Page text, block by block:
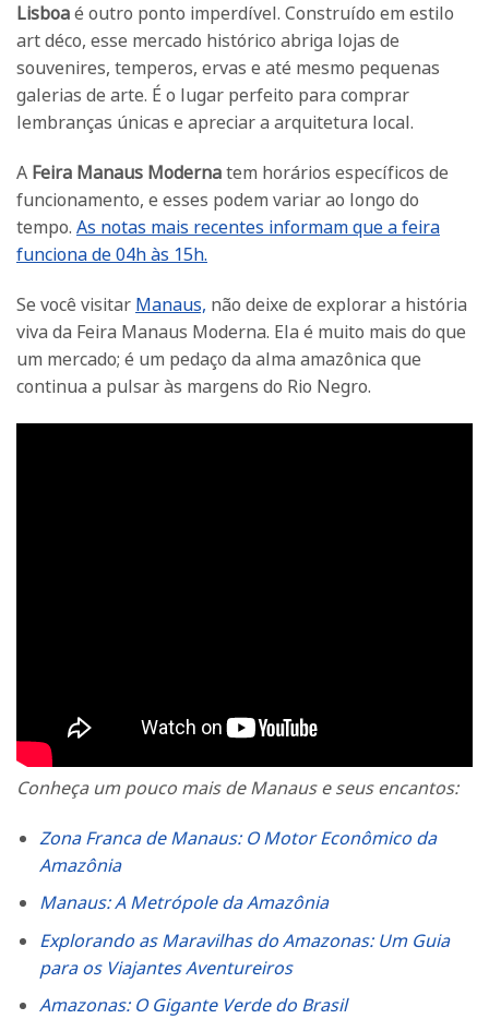
Lisboaé outro ponto imperdível. Construído em estilo
art déco, esse mercado histórico abriga lojas de
souvenires, temperos, ervas e até mesmo pequenas
galerias de arte. É o lugar perfeito para comprar
lembranças únicas e apreciar a arquitetura local.
A Feira Manaus Modernatem horários específicos de
funcionamento, e esses podem variar ao longo do
tempo. As notas mais recentes informam que a feira
funciona de 04h às 15h.
Se você visitar Manaus, não deixe de explorar a história
viva da Feira Manaus Moderna. Ela é muito mais do que
um mercado; é um pedaço da alma amazônica que
continua a pulsar às margens do Rio Negro.
Conheça um pouco mais de Manaus e seus encantos:
Zona Franca de Manaus: O Motor Econômico da
Amazônia
Manaus: A Metrópole da Amazônia
Explorando as Maravilhas do Amazonas: Um Guia
para os Viajantes Aventureiros
Amazonas: O Gigante Verde do Brasil